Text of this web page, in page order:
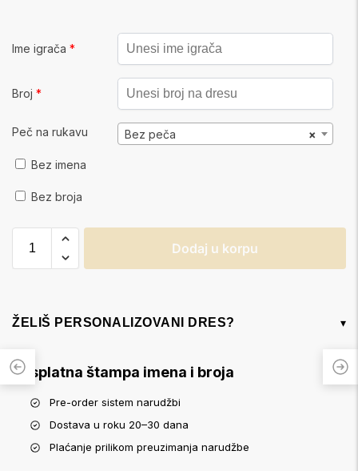
Ime igrača *
Broj *
Peč na rukavu ×
Bez peča
Bez imena
Bez broja
Dodaj u korpu
ŽELIŠ PERSONALIZOVANI DRES? ▾
Besplatna štampa imena i broja
Pre-order sistem narudžbi
Dostava u roku 20–30 dana
Plaćanje prilikom preuzimanja narudžbe